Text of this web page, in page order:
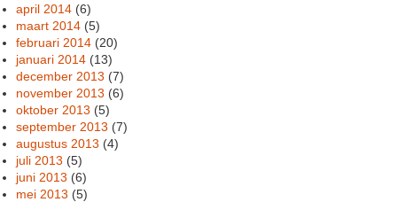
april 2014 (6)
maart 2014 (5)
februari 2014 (20)
januari 2014 (13)
december 2013 (7)
november 2013 (6)
oktober 2013 (5)
september 2013 (7)
augustus 2013 (4)
juli 2013 (5)
juni 2013 (6)
mei 2013 (5)